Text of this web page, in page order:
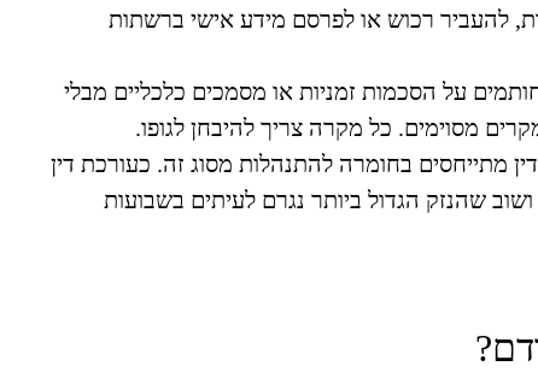
להעביר רכוש או לפרסם מידע אישי ברשתות
על הסכמות זמניות או מסמכים כלכליים מבלי
מסוימים. כל מקרה צריך להיבחן לגופו.
מתייחסים בחומרה להתנהלות מסוג זה. כעורכת דין
שוב ושוב שהנזק הגדול ביותר נגרם לעיתים בשבועות